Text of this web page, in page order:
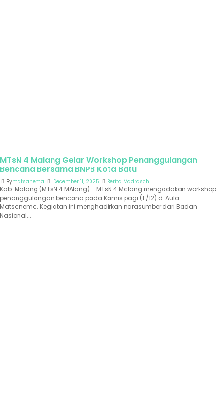
MTsN 4 Malang Gelar Workshop Penanggulangan
Bencana Bersama BNPB Kota Batu
Bymatsanema December 11, 2025 Berita Madrasah
Kab. Malang (MTsN 4 MAlang) – MTsN 4 Malang mengadakan workshop
penanggulangan bencana pada Kamis pagi (11/12) di Aula
Matsanema. Kegiatan ini menghadirkan narasumber dari Badan
Nasional...